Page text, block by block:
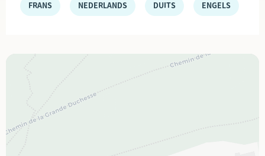
FRANS NEDERLANDS DUITS ENGELS